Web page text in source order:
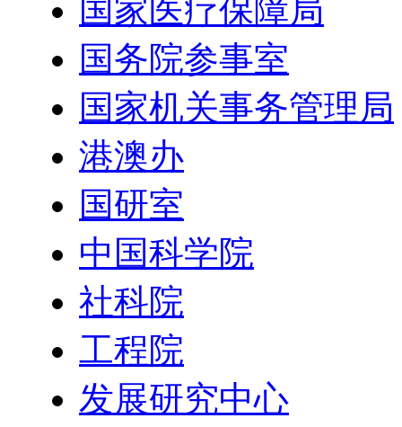
国家医疗保障局
国务院参事室
国家机关事务管理局
港澳办
国研室
中国科学院
社科院
工程院
发展研究中心